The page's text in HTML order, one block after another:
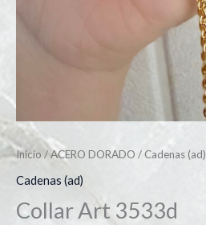
Inicio /ACERO DORADO /Cadenas (ad)
Cadenas (ad)
Collar Art 3533d